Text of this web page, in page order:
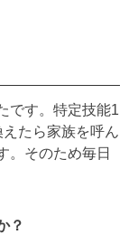
です。特定技能1
たら家族を呼ん
。そのため毎日
？